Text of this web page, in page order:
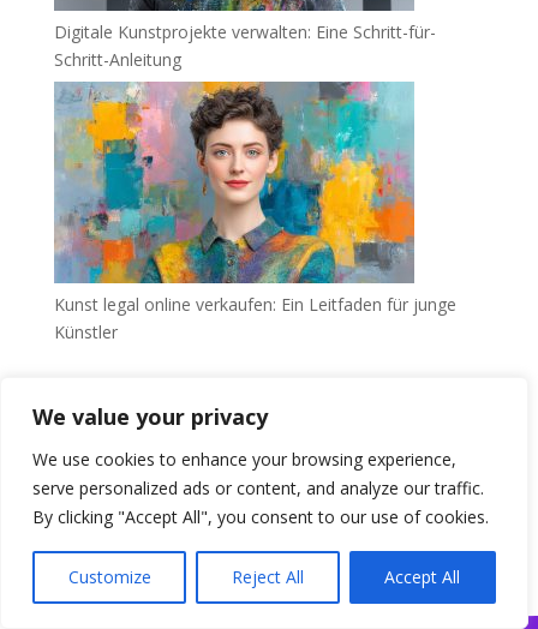
We value your privacy
We use cookies to enhance your browsing experience,
serve personalized ads or content, and analyze our traffic.
By clicking "Accept All", you consent to our use of cookies.
Customize Reject All Accept All
Digitale Kunstprojekte verwalten: Eine Schritt-für-
Schritt-Anleitung
Kunst legal online verkaufen: Ein Leitfaden für junge
Künstler
Recent Comments
Es sind keine Kommentare vorhanden.